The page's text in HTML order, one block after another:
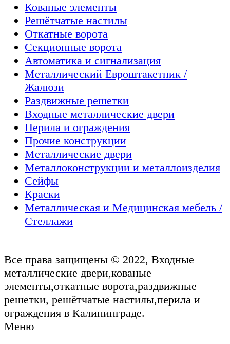
Кованые элементы
Решётчатые настилы
Откатные ворота
Секционные ворота
Автоматика и сигнализация
Металлический Евроштакетник /
Жалюзи
Раздвижные решетки
Входные металлические двери
Перила и ограждения
Прочие конструкции
Металлические двери
Металлоконструкции и металлоизделия
Сейфы
Краски
Металлическая и Медицинская мебель /
Стеллажи
Все права защищены © 2022, Входные
металлические двери,кованые
элементы,откатные ворота,раздвижные
решетки, решётчатые настилы,перила и
ограждения в Калининграде.
Меню